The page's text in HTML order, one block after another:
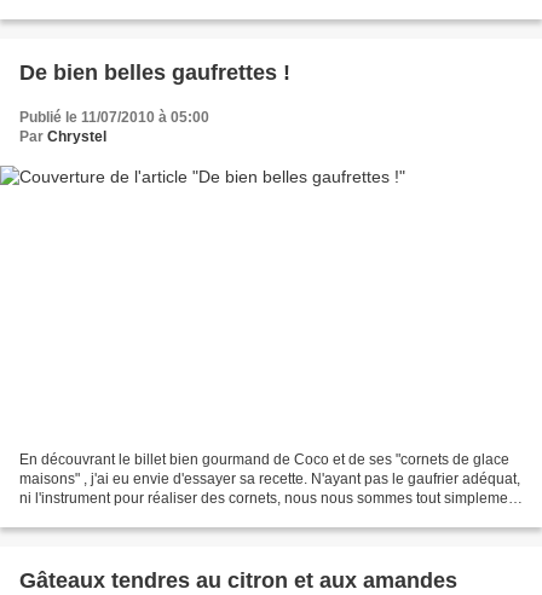
De bien belles gaufrettes !
Publié le 11/07/2010 à 05:00
Par Chrystel
En découvrant le billet bien gourmand de Coco et de ses "cornets de glace
maisons" , j'ai eu envie d'essayer sa recette. N'ayant pas le gaufrier adéquat,
ni l'instrument pour réaliser des cornets, nous nous sommes tout simplement
Gâteaux tendres au citron et aux amandes